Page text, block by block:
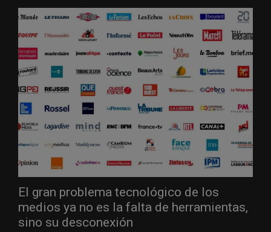
El gran problema tecnológico de los
medios ya no es la falta de herramientas,
sino su desconexión